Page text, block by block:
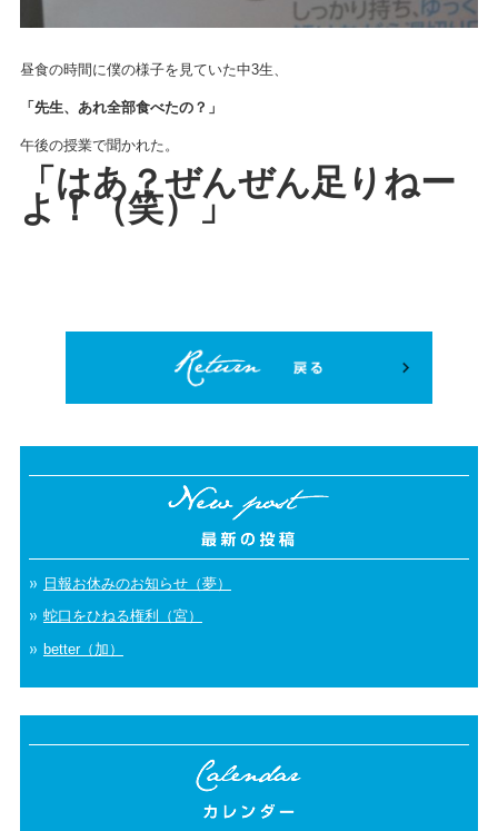
昼食の時間に僕の様子を見ていた中3生、
「先生、あれ全部食べたの？」
午後の授業で聞かれた。
「はあ？ぜんぜん足りねー
よ！（笑）」
日報お休みのお知らせ（夢）
蛇口をひねる権利（宮）
better（加）